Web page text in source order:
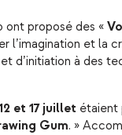
ont proposé des «
l’imagination et la
d’initiation à des
et 17 juillet étaient
Gum. »